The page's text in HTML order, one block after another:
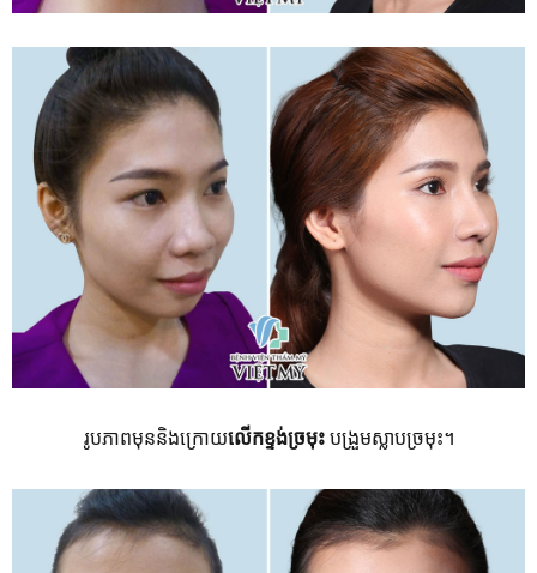
រូបភាពមុននិងក្រោយលើកខ្ទង់ច្រមុះ បង្រួមស្លាបច្រមុះ។